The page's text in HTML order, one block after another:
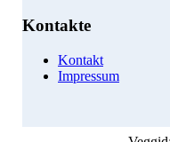
Kontakte
Kontakt
Impressum